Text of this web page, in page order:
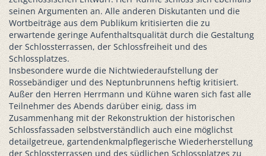
seinen Argumenten an. Alle anderen Diskutanten und die
Wortbeiträge aus dem Publikum kritisierten die zu
erwartende geringe Aufenthaltsqualität durch die Gestaltung
der Schlossterrassen, der Schlossfreiheit und des
Schlossplatzes.
Insbesondere wurde die Nichtwiederaufstellung der
Rossebändiger und des Neptunbrunnens heftig kritisiert.
Außer den Herren Herrmann und Kühne waren sich fast alle
Teilnehmer des Abends darüber einig, dass im
Zusammenhang mit der Rekonstruktion der historischen
Schlossfassaden selbstverständlich auch eine möglichst
detailgetreue, gartendenkmalpflegerische Wiederherstellung
der Schlossterrassen und des südlichen Schlossplatzes zu